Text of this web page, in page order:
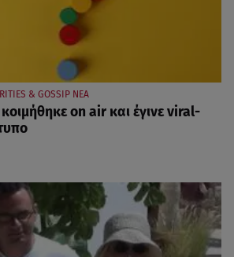
& GOSSIP ΝΕΑ
on air και έγινε viral-